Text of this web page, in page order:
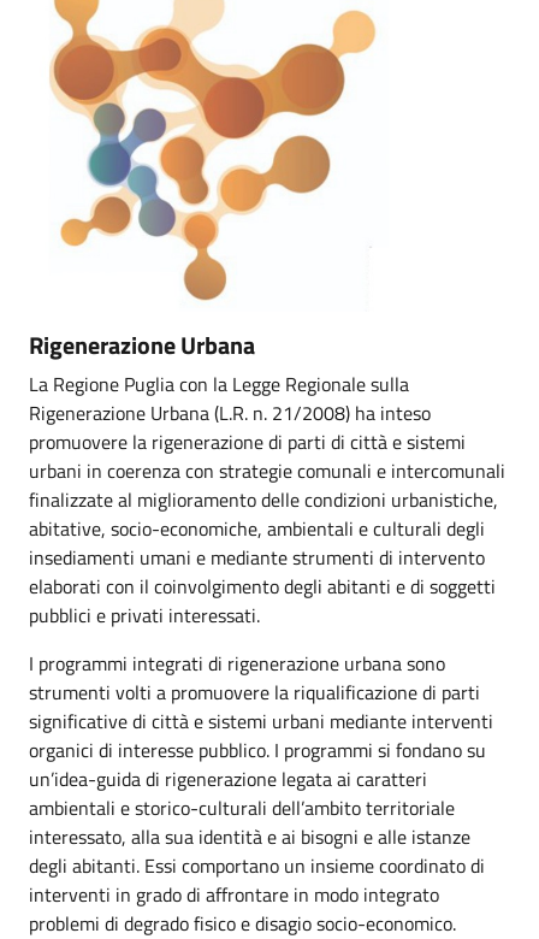
Rigenerazione Urbana
La Regione Puglia con la Legge Regionale sulla
Rigenerazione Urbana (L.R. n. 21/2008) ha inteso
promuovere la rigenerazione di parti di città e sistemi
urbani in coerenza con strategie comunali e intercomunali
finalizzate al miglioramento delle condizioni urbanistiche,
abitative, socio-economiche, ambientali e culturali degli
insediamenti umani e mediante strumenti di intervento
elaborati con il coinvolgimento degli abitanti e di soggetti
pubblici e privati interessati.
I programmi integrati di rigenerazione urbana sono
strumenti volti a promuovere la riqualificazione di parti
significative di città e sistemi urbani mediante interventi
organici di interesse pubblico. I programmi si fondano su
un’idea-guida di rigenerazione legata ai caratteri
ambientali e storico-culturali dell’ambito territoriale
interessato, alla sua identità e ai bisogni e alle istanze
degli abitanti. Essi comportano un insieme coordinato di
interventi in grado di affrontare in modo integrato
problemi di degrado fisico e disagio socio-economico.